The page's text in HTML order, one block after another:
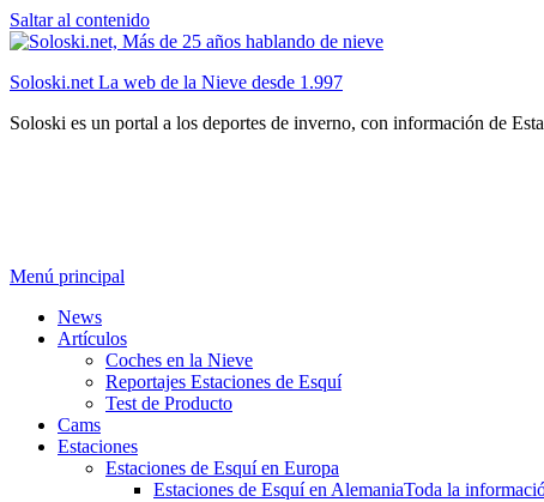
Saltar al contenido
Soloski.net La web de la Nieve desde 1.997
Soloski es un portal a los deportes de inverno, con información de
Menú principal
News
Artículos
Coches en la Nieve
Reportajes Estaciones de Esquí
Test de Producto
Cams
Estaciones
Estaciones de Esquí en Europa
Estaciones de Esquí en AlemaniaToda la